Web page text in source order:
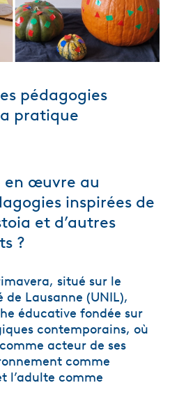
pédagogies
pratique
œuvre au
inspirées de
et d’autres
?
situé sur le
de Lausanne (UNIL),
éducative fondée sur
contemporains, où
acteur de ses
comme
l’adulte comme